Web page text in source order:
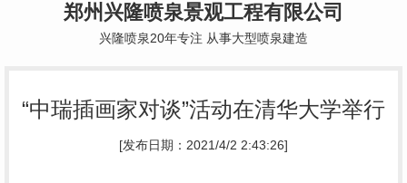
郑州兴隆喷泉景观工程有限公司
兴隆喷泉20年专注 从事大型喷泉建造
“中瑞插画家对谈”活动在清华大学举行
[发布日期：2021/4/2 2:43:26]